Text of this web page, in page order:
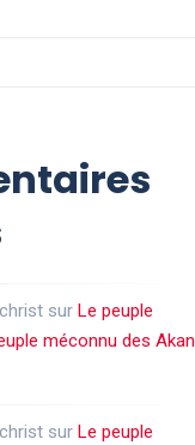
sur Le peuple
méconnu des Akan
sur Le peuple